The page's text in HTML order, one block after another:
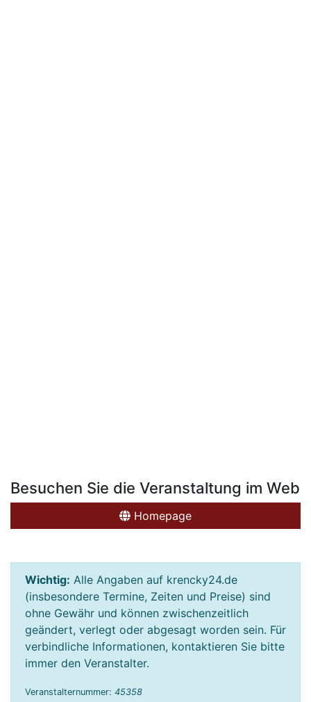
Besuchen Sie die Veranstaltung im Web
Homepage
Wichtig: Alle Angaben auf krencky24.de
(insbesondere Termine, Zeiten und Preise) sind
ohne Gewähr und können zwischenzeitlich
geändert, verlegt oder abgesagt worden sein. Für
verbindliche Informationen, kontaktieren Sie bitte
immer den Veranstalter.
Veranstalternummer: 45358